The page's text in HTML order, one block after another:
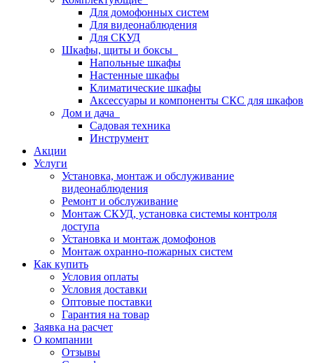
Для домофонных систем
Для видеонаблюдения
Для СКУД
Шкафы, щиты и боксы
Напольные шкафы
Настенные шкафы
Климатические шкафы
Аксессуары и компоненты СКС для шкафов
Дом и дача
Садовая техника
Инструмент
Акции
Услуги
Установка, монтаж и обслуживание
видеонаблюдения
Ремонт и обслуживание
Монтаж СКУД, установка системы контроля
доступа
Установка и монтаж домофонов
Монтаж охранно-пожарных систем
Как купить
Условия оплаты
Условия доставки
Оптовые поставки
Гарантия на товар
Заявка на расчет
О компании
Отзывы